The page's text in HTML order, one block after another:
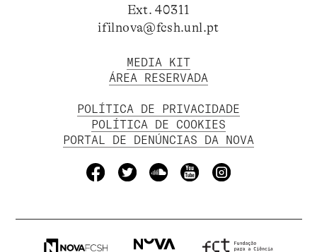
Ext. 40311
ifilnova@fcsh.unl.pt
MEDIA KIT
ÁREA RESERVADA
POLÍTICA DE PRIVACIDADE
POLÍTICA DE COOKIES
PORTAL DE DENÚNCIAS DA NOVA